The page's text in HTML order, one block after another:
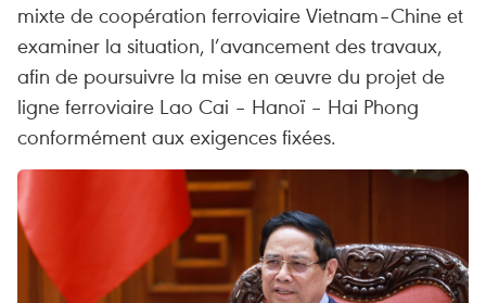
mixte de coopération ferroviaire Vietnam–Chine et
examiner la situation, l’avancement des travaux,
afin de poursuivre la mise en œuvre du projet de
ligne ferroviaire Lao Cai – Hanoï – Hai Phong
conformément aux exigences fixées.